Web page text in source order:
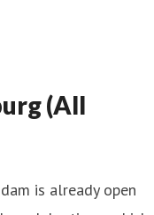
(All
is already open